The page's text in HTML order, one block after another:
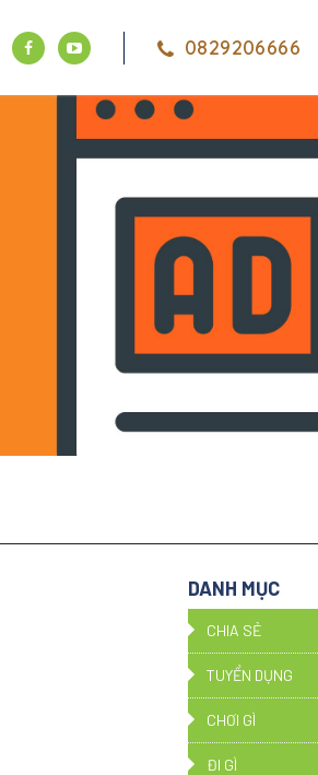
0829206666
DANH MỤC
CHIA SẺ
TUYỂN DỤNG
CHƠI GÌ
ĐI GÌ